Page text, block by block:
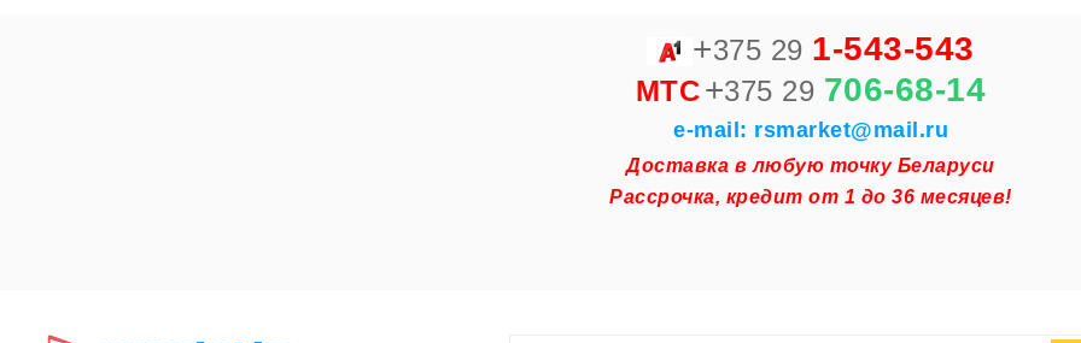
+375 29 1-543-543
MTC+375 29 706-68-14
e-mail: rsmarket@mail.ru
Доставка в любую точку Беларуси
Рассрочка, кредит от 1 до 36 месяцев!